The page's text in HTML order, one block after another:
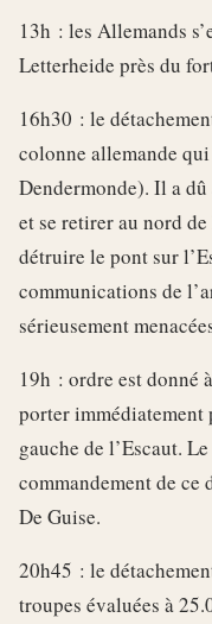
13h : les Allemands
Letterheide près du
16h30 : le
colonne allemande qui
Dendermonde). Il a dû
et se retirer au nord
détruire le pont sur
communications de
sérieusement
19h : ordre est donné
porter immédiatement
gauche de l’Escaut.
commandement de ce
De Guise.
20h45 : le
troupes évaluées à